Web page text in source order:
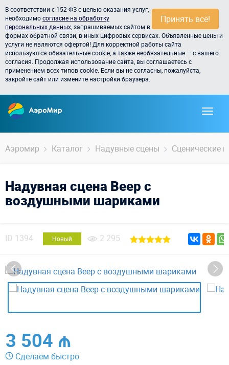
Принять всё!
В соответствии с 152-ФЗ с целью оказания услуг,
необходимосогласие на обработку
персональных данных , запрашиваемых сайтом в
формах обратной связи, в иных цифровых сервисах. Объявленные цены и
услуги не являются офертой! Для корректной работы сайта
используются обязательные cookie, а также необязательные — с вашего
согласия. Продолжая использование сайта, вы соглашаетесь с
применением всех типов cookie. Если вы не согласны, пожалуйста,
закройте сайт или измените настройки браузера.
Аэромир Каталог Надувные сцены Сценические
Надувная сцена Веер с
воздушными шариками
ID 1394 Новый 2 295
3 504 ₼
Сделаем быстро